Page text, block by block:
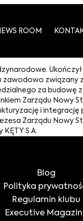
ROOM
za
Zarządu Nowy
i
Zarządu Nowy
S.A.
Blog
Polityka
Regulamin klubu
Executive